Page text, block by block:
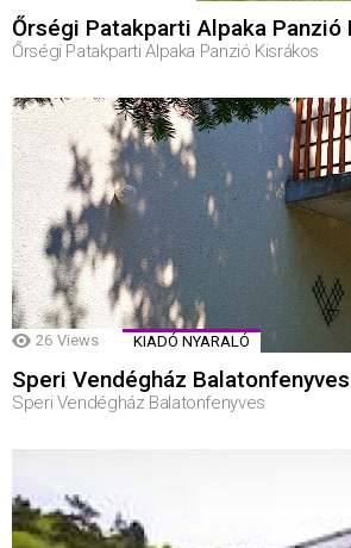
Őrségi Patakparti Alpaka Panzió
Őrségi Patakparti Alpaka Panzió Kisrákos
26 Views KIADÓ NYARALÓ
Speri Vendégház Balatonfenyves
Speri Vendégház Balatonfenyves